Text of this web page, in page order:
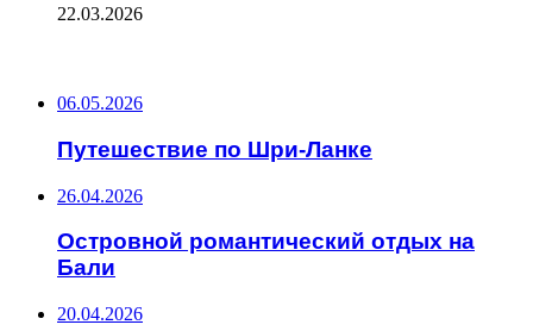
22.03.2026
06.05.2026
Путешествие по Шри-Ланке
26.04.2026
Островной романтический отдых на
Бали
20.04.2026